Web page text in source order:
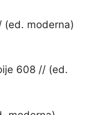
(ed. moderna)
608 // (ed.